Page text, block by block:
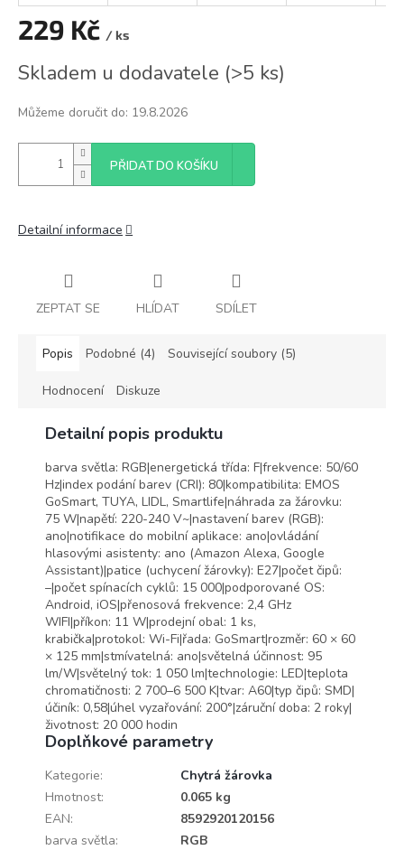
229 Kč / ks
cena:
Skladem u dodavatele (>5 ks)
Můžeme doručit do: 19.8.2026
PŘIDAT DO KOŠÍKU
Detailní informace
ZEPTAT SE HLÍDAT SDÍLET
Popis Podobné (4) Související soubory (5)
Hodnocení Diskuze
Detailní popis produktu
barva světla: RGB|energetická třída: F|frekvence: 50/60
Hz|index podání barev (CRI): 80|kompatibilita: EMOS
GoSmart, TUYA, LIDL, Smartlife|náhrada za žárovku:
75 W|napětí: 220-240 V~|nastavení barev (RGB):
ano|notifikace do mobilní aplikace: ano|ovládání
hlasovými asistenty: ano (Amazon Alexa, Google
Assistant)|patice (uchycení žárovky): E27|počet čipů:
–|počet spínacích cyklů: 15 000|podporované OS:
Android, iOS|přenosová frekvence: 2,4 GHz
WIFI|příkon: 11 W|prodejní obal: 1 ks,
krabička|protokol: Wi-Fi|řada: GoSmart|rozměr: 60 × 60
× 125 mm|stmívatelná: ano|světelná účinnost: 95
lm/W|světelný tok: 1 050 lm|technologie: LED|teplota
chromatičnosti: 2 700–6 500 K|tvar: A60|typ čipů: SMD|
účiník: 0,58|úhel vyzařování: 200°|záruční doba: 2 roky|
životnost: 20 000 hodin
Doplňkové parametry
Kategorie:
Chytrá žárovka
Hmotnost:
0.065 kg
EAN:
8592920120156
barva světla:
RGB